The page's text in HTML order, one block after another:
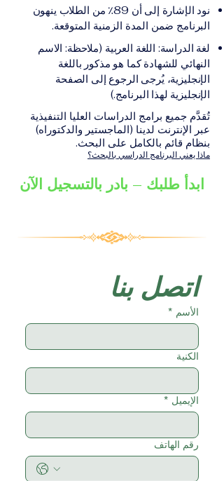
الإلكترونيقد يُطلب تقديم
مستندات إضافية حسب
البرنامج والمؤسسة التعليمية
الأكاديمية المناسبة للبرنامج،
والتي تصدر عن المؤسسة
التعليمية المسؤولة عن تقديم
البرنامج ضمن شبكة VBNN
Smart Education Group.
نود الإشارة إلى أن 89٪ من الطلاب ينهون
البرنامج ضمن المدة الزمنية المتوقعة.
لغة الدراسة: اللغة العربية (ملاحظة: الاسم
النهائي للشهادة كما هو مذكور باللغة
الإنجليزية، يُرجى الرجوع إلى الصفحة
الإنجليزية لهذا البرنامج.)
تُقدَّم جميع برامج الدراسات العليا التنفيذية
عبر الإنترنت لدينا (الماجستير والدكتوراه)
بنظام قائم بالكامل على البحث.
ماذا يعني البرنامج الدراسي بالبحث؟
ابدأ طلبك – بادر بالتسجيل الآن
اتصل بنا
الأسم *
الكنية
الإيميل *
رقم الهاتف